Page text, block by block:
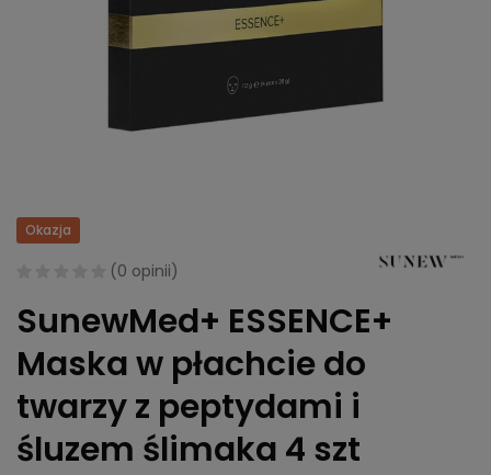
Okazja
(0 opinii)
SunewMed+ ESSENCE+
Maska w płachcie do
twarzy z peptydami i
śluzem ślimaka 4 szt